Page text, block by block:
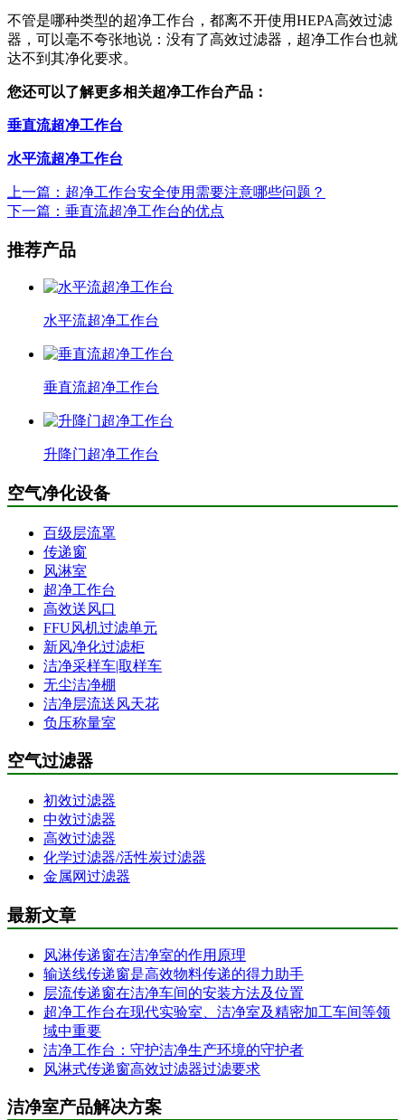
不管是哪种类型的超净工作台，都离不开使用HEPA高效过滤
器，可以毫不夸张地说：没有了高效过滤器，超净工作台也就
达不到其净化要求。
您还可以了解更多相关超净工作台产品：
垂直流超净工作台
水平流超净工作台
上一篇：超净工作台安全使用需要注意哪些问题？
下一篇：垂直流超净工作台的优点
推荐产品
水平流超净工作台
垂直流超净工作台
升降门超净工作台
空气净化设备
百级层流罩
传递窗
风淋室
超净工作台
高效送风口
FFU风机过滤单元
新风净化过滤柜
洁净采样车|取样车
无尘洁净棚
洁净层流送风天花
负压称量室
空气过滤器
初效过滤器
中效过滤器
高效过滤器
化学过滤器/活性炭过滤器
金属网过滤器
最新文章
风淋传递窗在洁净室的作用原理
输送线传递窗是高效物料传递的得力助手
层流传递窗在洁净车间的安装方法及位置
超净工作台在现代实验室、洁净室及精密加工车间等领
域中重要
洁净工作台：守护洁净生产环境的守护者
风淋式传递窗高效过滤器过滤要求
洁净室产品解决方案